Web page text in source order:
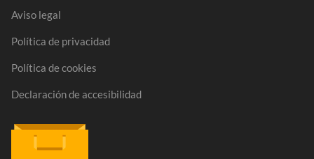
Aviso legal
Política de privacidad
Política de cookies
Declaración de accesibilidad